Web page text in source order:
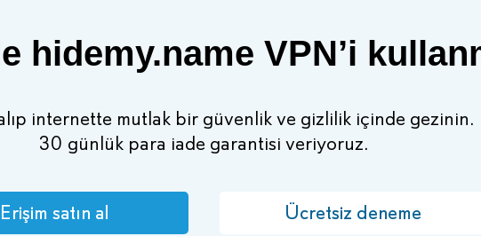
hidemy.name VPN’i
internette mutlak bir güvenlik ve gizlilik içinde gezinin.
30 günlük para iade garantisi veriyoruz.
Erişim satın al Ücretsiz deneme